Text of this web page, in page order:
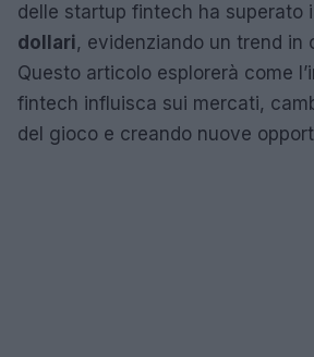
delle startup fintech ha superato i
dollari, evidenziando un trend in
Questo articolo esplorerà come
fintech influisca sui mercati,
del gioco e creando nuove